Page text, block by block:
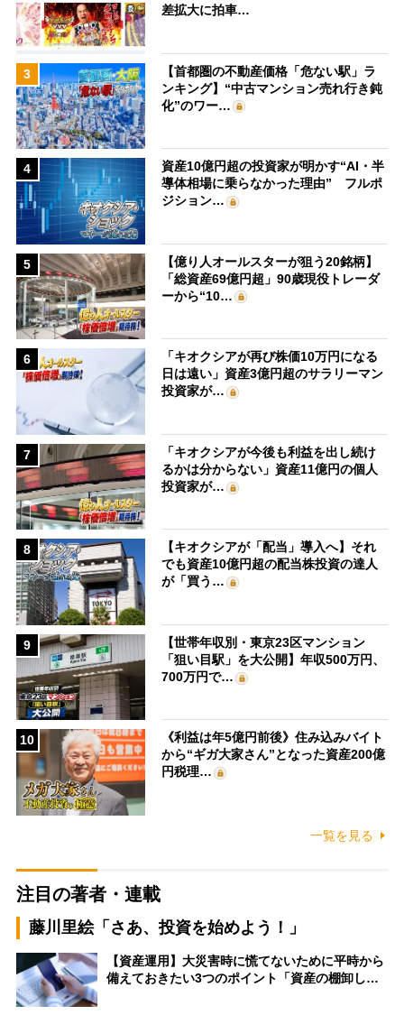
差拡大に拍車…
3
【首都圏の不動産価格「危ない駅」ラ
ンキング】“中古マンション売れ行き鈍
化”のワー…
4
資産10億円超の投資家が明かす“AI・半
導体相場に乗らなかった理由” フルポ
ジション…
5
【億り人オールスターが狙う20銘柄】
「総資産69億円超」90歳現役トレーダ
ーから“10…
6
「キオクシアが再び株価10万円になる
日は遠い」資産3億円超のサラリーマン
投資家が…
7
「キオクシアが今後も利益を出し続け
るかは分からない」資産11億円の個人
投資家が…
8
【キオクシアが「配当」導入へ】それ
でも資産10億円超の配当株投資の達人
が「買う…
9
【世帯年収別・東京23区マンション
「狙い目駅」を大公開】年収500万円、
700万円で…
10
《利益は年5億円前後》住み込みバイト
から“ギガ大家さん”となった資産200億
円税理…
一覧を見る
注目の著者・連載
藤川里絵「さあ、投資を始めよう！」
【資産運用】大災害時に慌てないために平時から
備えておきたい3つのポイント「資産の棚卸し…